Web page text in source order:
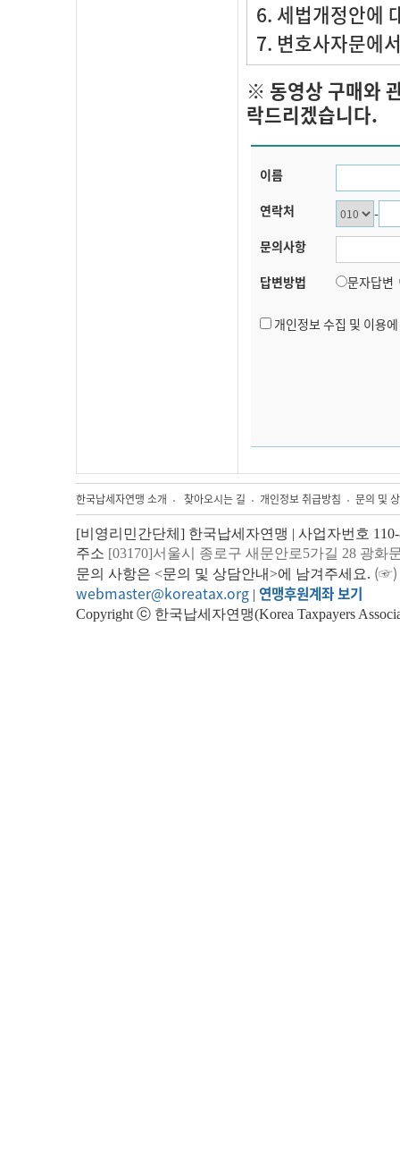
6. 세법개정안에
7. 변호사자문에
※ 동영상 구매와
락드리겠습니다.
이름
연락처
-
문의사항
답변방법
문자답변
개인정보 수집 및 이용
한국납세자연맹 소개 찾아오시는 길 개인정보 취급방침 문의 및
[비영리민간단체] 한국납세자연맹 | 사업자번호
주소 [03170]서울시 종로구 새문안로5가길 28 광화
문의 사항은 <문의 및 상담안내>에 남겨주세요. (☞)
webmaster@koreatax.org | 연맹후원계좌 보기
Copyright ⓒ 한국납세자연맹(Korea Taxpayers